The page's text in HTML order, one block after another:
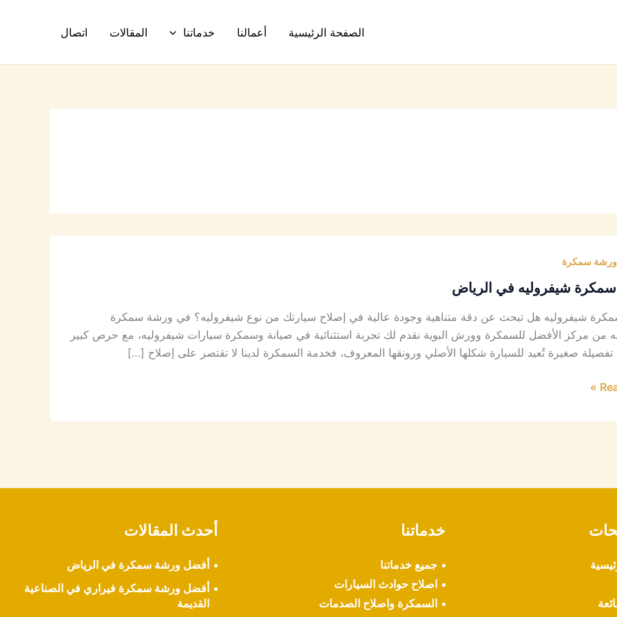
الصفحة الرئيسية أعمالنا خدماتنا المقالات اتصال
ورشة سمكرة
شيفروليه في الرياض
شيفروليه هل تبحث عن دقة متناهية وجودة عالية في إصلاح سيارتك من نوع شيفروليه؟ في ورشة سمكرة
من مركز الأفضل للسمكرة وورش البوية نقدم لك تجربة استثنائية في صيانة وسمكرة سيارات شيفروليه، مع حرص كبير
صغيرة تُعيد للسيارة شكلها الأصلي ورونقها المعروف، فخدمة السمكرة لدينا لا تقتصر على إصلاح […]
خدماتنا
جميع خدماتنا
اصلاح حوادث السيارات
السمكرة واصلاح الصدمات
أحدث المقالات
أفضل ورشة سمكرة في الرياض
أفضل ورشة سمكرة فيراري في الصناعية
القديمة